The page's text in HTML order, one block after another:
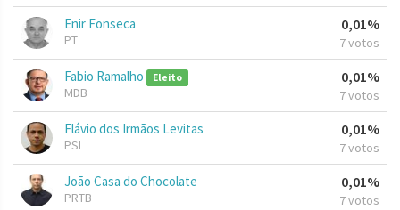
Enir Fonseca
PT
0,01%
7 votos
Fabio Ramalho Eleito
MDB
0,01%
7 votos
Flávio dos Irmãos Levitas
PSL
0,01%
7 votos
João Casa do Chocolate
PRTB
0,01%
7 votos